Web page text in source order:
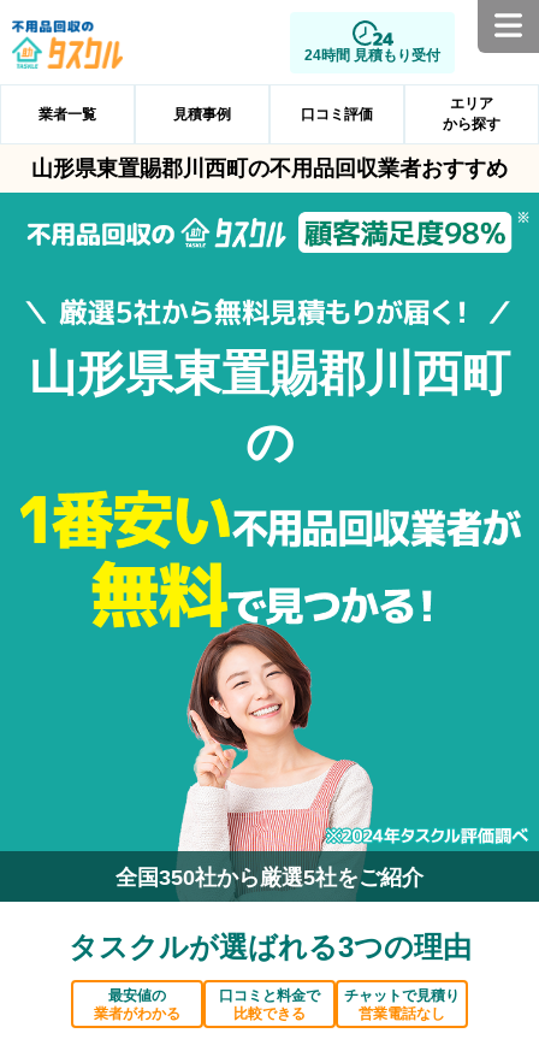
24時間 見積もり受付
業者一覧 見積事例 口コミ評価
エリア
から探す
山形県東置賜郡川西町の不用品回収業者おすすめ
山形県東置賜郡川西町
の
全国350社から厳選5社をご紹介
タスクルが選ばれる3つの理由
最安値の
業者がわかる
口コミと料金で
比較できる
チャットで見積り
営業電話なし